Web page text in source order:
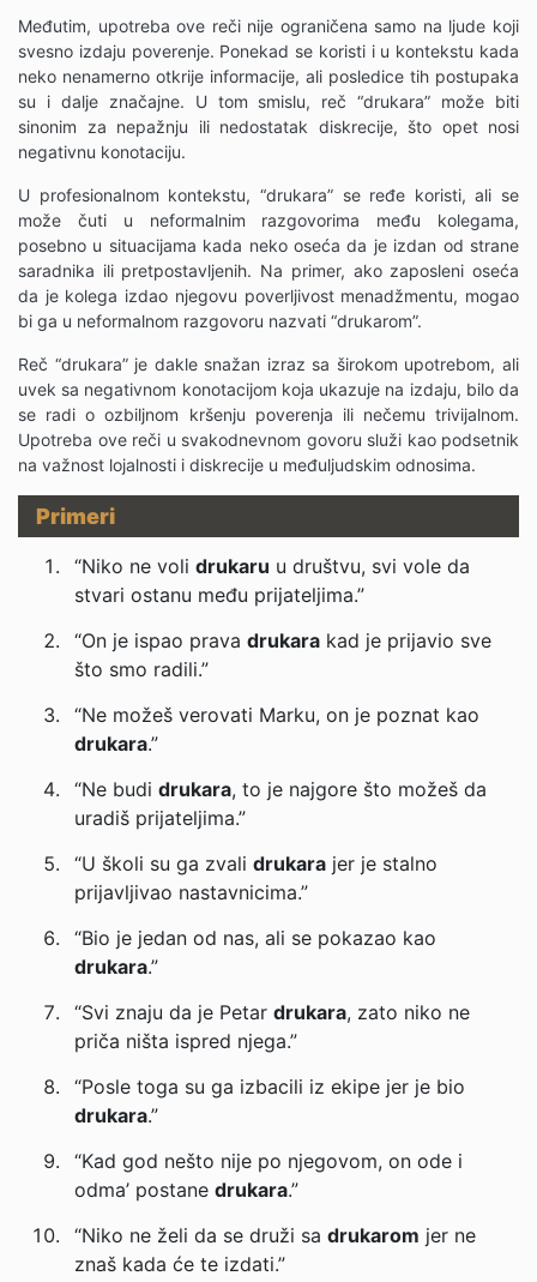
Međutim, upotreba ove reči nije ograničena samo na ljude koji
svesno izdaju poverenje. Ponekad se koristi i u kontekstu kada
neko nenamerno otkrije informacije, ali posledice tih postupaka
su i dalje značajne. U tom smislu, reč “drukara” može biti
sinonim za nepažnju ili nedostatak diskrecije, što opet nosi
negativnu konotaciju.
U profesionalnom kontekstu, “drukara” se ređe koristi, ali se
može čuti u neformalnim razgovorima među kolegama,
posebno u situacijama kada neko oseća da je izdan od strane
saradnika ili pretpostavljenih. Na primer, ako zaposleni oseća
da je kolega izdao njegovu poverljivost menadžmentu, mogao
bi ga u neformalnom razgovoru nazvati “drukarom”.
Reč “drukara” je dakle snažan izraz sa širokom upotrebom, ali
uvek sa negativnom konotacijom koja ukazuje na izdaju, bilo da
se radi o ozbiljnom kršenju poverenja ili nečemu trivijalnom.
Upotreba ove reči u svakodnevnom govoru služi kao podsetnik
na važnost lojalnosti i diskrecije u međuljudskim odnosima.
Primeri
“Niko ne voli drukaru u društvu, svi vole da
stvari ostanu među prijateljima.”
“On je ispao prava drukara kad je prijavio sve
što smo radili.”
“Ne možeš verovati Marku, on je poznat kao
drukara.”
“Ne budi drukara, to je najgore što možeš da
uradiš prijateljima.”
“U školi su ga zvali drukara jer je stalno
prijavljivao nastavnicima.”
“Bio je jedan od nas, ali se pokazao kao
drukara.”
“Svi znaju da je Petar drukara, zato niko ne
priča ništa ispred njega.”
“Posle toga su ga izbacili iz ekipe jer je bio
drukara.”
“Kad god nešto nije po njegovom, on ode i
odma’ postane drukara.”
“Niko ne želi da se druži sa drukarom jer ne
znaš kada će te izdati.”